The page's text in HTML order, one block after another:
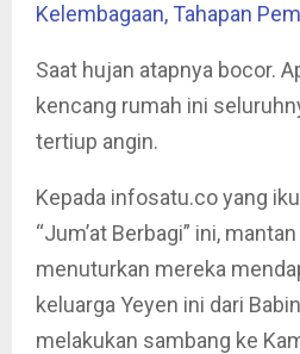
Kelembagaan, Tahapan
Saat hujan atapnya bocor.
kencang rumah ini
tertiup angin.
Kepada infosatu.co yang
“Jum’at Berbagi” ini,
menuturkan mereka
keluarga Yeyen ini dari
melakukan sambang ke